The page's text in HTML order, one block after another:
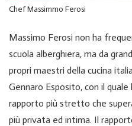
Chef Massimmo Ferosi
Massimo Ferosi non ha
scuola alberghiera, ma da
propri maestri della cucina
Gennaro Esposito, con il
rapporto più stretto che
più privata ed intima. Il